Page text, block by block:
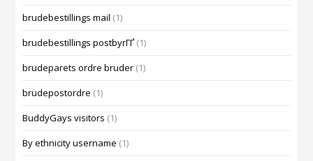
brudebestillings mail (1)
brudebestillings postbyrГҐ (1)
brudeparets ordre bruder (1)
brudepostordre (1)
BuddyGays visitors (1)
By ethnicity username (1)